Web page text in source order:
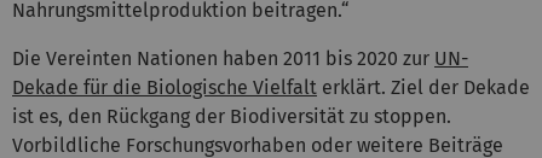
Nahrungsmittelproduktion beitragen.“
Die Vereinten Nationen haben 2011 bis 2020 zur UN-
Dekade für die Biologische Vielfalt erklärt. Ziel der Dekade
ist es, den Rückgang der Biodiversität zu stoppen.
Vorbildliche Forschungsvorhaben oder weitere Beiträge